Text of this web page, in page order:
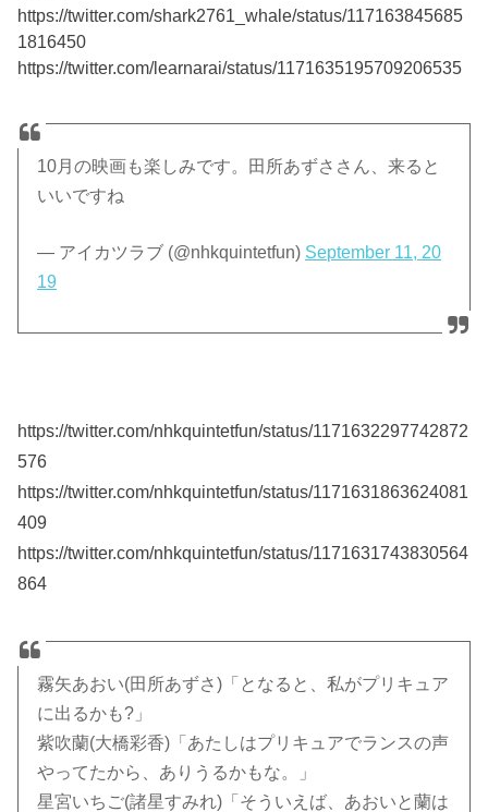
https://twitter.com/shark2761_whale/status/117163845685
1816450
https://twitter.com/learnarai/status/1171635195709206535
10月の映画も楽しみです。田所あずささん、来ると
いいですね
— アイカツラブ (@nhkquintetfun) September 11, 20
19
https://twitter.com/nhkquintetfun/status/1171632297742872
576
https://twitter.com/nhkquintetfun/status/1171631863624081
409
https://twitter.com/nhkquintetfun/status/1171631743830564
864
霧矢あおい(田所あずさ)「となると、私がプリキュア
に出るかも?」
紫吹蘭(大橋彩香)「あたしはプリキュアでランスの声
やってたから、ありうるかもな。」
星宮いちご(諸星すみれ)「そういえば、あおいと蘭は